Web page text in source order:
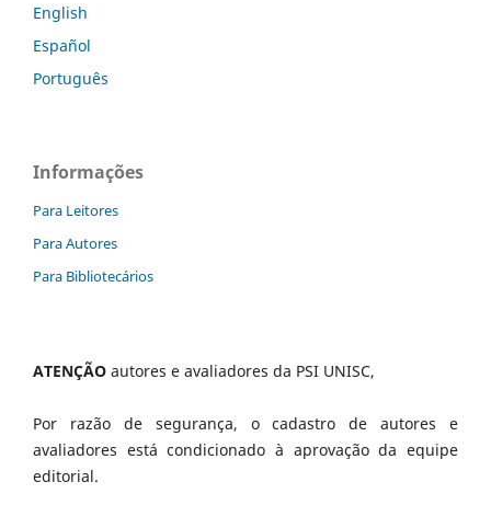
English
Español
Português
Informações
Para Leitores
Para Autores
Para Bibliotecários
ATENÇÃO autores e avaliadores da PSI UNISC,
Por razão de segurança, o cadastro de autores e
avaliadores está condicionado à aprovação da equipe
editorial.